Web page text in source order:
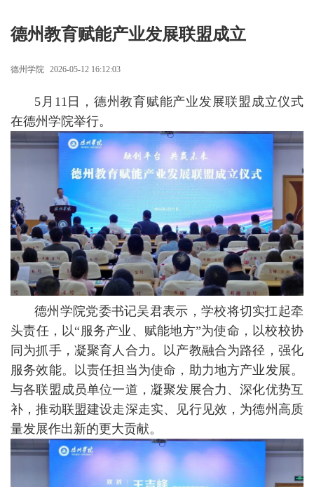
德州教育赋能产业发展联盟成立
德州学院 2026-05-12 16:12:03
5月11日，德州教育赋能产业发展联盟成立仪式
在德州学院举行。
德州学院党委书记吴君表示，学校将切实扛起牵
头责任，以“服务产业、赋能地方”为使命，以校校协
同为抓手，凝聚育人合力。以产教融合为路径，强化
服务效能。以责任担当为使命，助力地方产业发展。
与各联盟成员单位一道，凝聚发展合力、深化优势互
补，推动联盟建设走深走实、见行见效，为德州高质
量发展作出新的更大贡献。